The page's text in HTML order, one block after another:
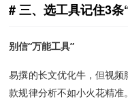
三、选工具记住3条
别信“万能工具”
易撰的长文优化牛，但视
款规律分析不如小火花精